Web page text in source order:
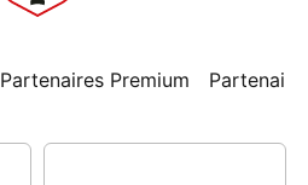
Partenaires Premium